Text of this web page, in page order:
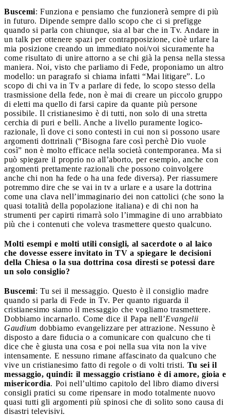
Buscemi: Funziona e pensiamo che funzionerà sempre di più
in futuro. Dipende sempre dallo scopo che ci si prefigge
quando si parla con chiunque, sia al bar che in Tv. Andare in
un talk per ottenere spazi per contrapposizione, cioè urlare la
mia posizione creando un immediato noi/voi sicuramente ha
come risultato di unire attorno a se chi già la pensa nella stessa
maniera. Noi, visto che parliamo di Fede, proponiamo un altro
modello: un paragrafo si chiama infatti “Mai litigare”. Lo
scopo di chi va in Tv a parlare di fede, lo scopo stesso della
trasmissione della fede, non è mai di creare un piccolo gruppo
di eletti ma quello di farsi capire da quante più persone
possibile. Il cristianesimo è di tutti, non solo di una stretta
cerchia di puri e belli. Anche a livello puramente logico-
razionale, lì dove ci sono contesti in cui non si possono usare
argomenti dottrinali (“Bisogna fare così perchè Dio vuole
così” non è molto efficace nella società contemporanea. Ma si
può spiegare il proprio no all’aborto, per esempio, anche con
argomenti prettamente razionali che possono coinvolgere
anche chi non ha fede o ha una fede diversa). Per riassumere
potremmo dire che se vai in tv a urlare e a usare la dottrina
come una clava nell’immaginario dei non cattolici (che sono la
quasi totalità della popolazione italiana) e di chi non ha
strumenti per capirti rimarrà solo l’immagine di uno arrabbiato
più che i contenuti che voleva trasmettere questo qualcuno.
Molti esempi e molti utili consigli, al sacerdote o al laico
che dovesse essere invitato in TV a spiegare le decisioni
della Chiesa o la sua dottrina cosa diresti se potessi dare
un solo consiglio?
Buscemi: Tu sei il messaggio. Questo è il consiglio madre
quando si parla di Fede in Tv. Per quanto riguarda il
cristianesimo siamo il messaggio che vogliamo trasmettere.
Dobbiamo incarnarlo. Come dice il Papa nell’Evangelii
Gaudium dobbiamo evangelizzare per attrazione. Nessuno è
disposto a dare fiducia o a comunicare con qualcuno che ti
dice che è giusta una cosa e poi nella sua vita non la vive
intensamente. E nessuno rimane affascinato da qualcuno che
vive un cristianesimo fatto di regole o di volti tristi. Tu sei il
messaggio, quindi: il messaggio cristiano è di amore, gioia e
misericordia. Poi nell’ultimo capitolo del libro diamo diversi
consigli pratici su come ripensare in modo totalmente nuovo
quasi tutti gli argomenti più spinosi che di solito sono causa di
disastri televisivi.